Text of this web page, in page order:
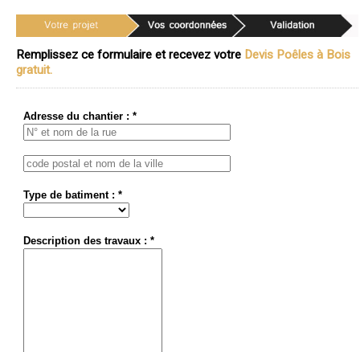
Remplissez ce formulaire et recevez votre Devis Poêles à Bois
gratuit.
Adresse du chantier : *
Type de batiment : *
Description des travaux : *